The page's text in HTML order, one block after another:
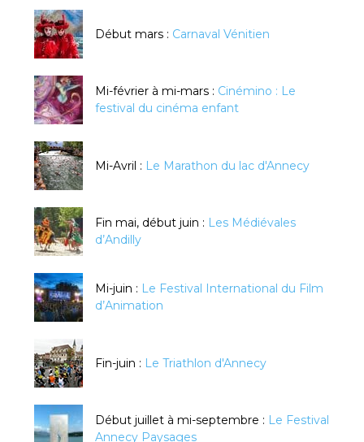
Début mars : Carnaval Vénitien
Mi-février à mi-mars : Cinémino : Le
festival du cinéma enfant
Mi-Avril : Le Marathon du lac d'Annecy
Fin mai, début juin : Les Médiévales
d’Andilly
Mi-juin : Le Festival International du Film
d’Animation
Fin-juin : Le Triathlon d'Annecy
Début juillet à mi-septembre : Le Festival
Annecy Paysages